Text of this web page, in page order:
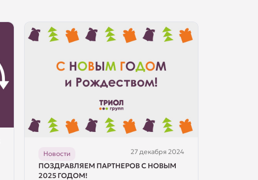
Новости 27 декабря 2024
ПОЗДРАВЛЯЕМ ПАРТНЕРОВ С НОВЫМ
2025 ГОДОМ!